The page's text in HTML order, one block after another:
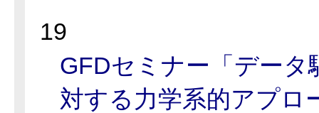
19
GFDセミナー「データ
対する力学系的アプロ